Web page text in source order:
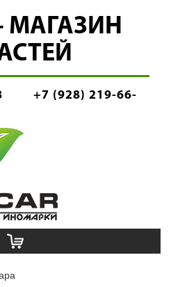
МАГАЗИН
+7 (928) 219-66-